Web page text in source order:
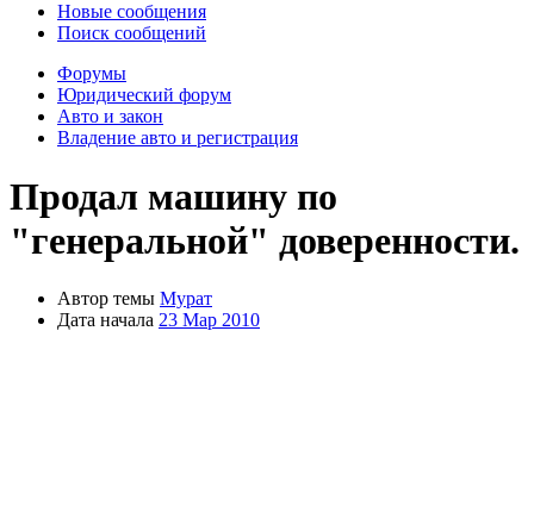
Новые сообщения
Поиск сообщений
Форумы
Юридический форум
Авто и закон
Владение авто и регистрация
Продал машину по
"генеральной" доверенности.
Автор темы Мурат
Дата начала 23 Мар 2010